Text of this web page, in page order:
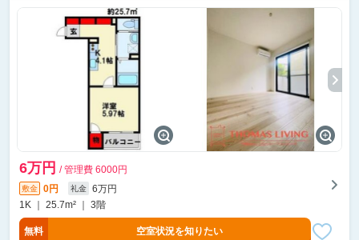
6万円 / 管理費 6000円
敷金 0円 礼金
6万円
1K ｜ 25.7m² ｜ 3階
無料 空室状況を知りたい